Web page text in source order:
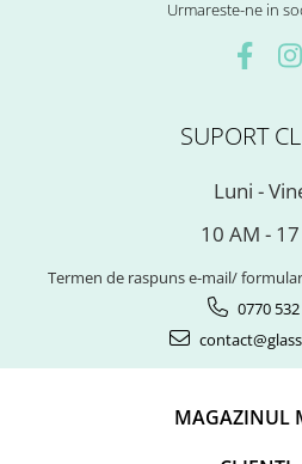
Urmareste-ne in
SUPORT
Luni -
10 AM -
Termen de raspuns e-mail/
0770
MAGAZINUL